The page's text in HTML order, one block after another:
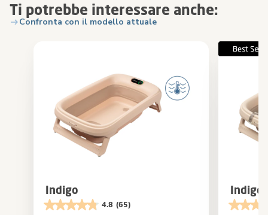
Ti potrebbe interessare anche:
Confronta con il modello attuale
Indigo
4.8 (65)
Indigo